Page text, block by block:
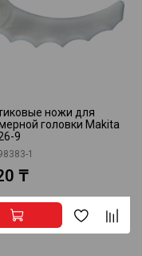
ножи для
головки Makita
9
1
₸